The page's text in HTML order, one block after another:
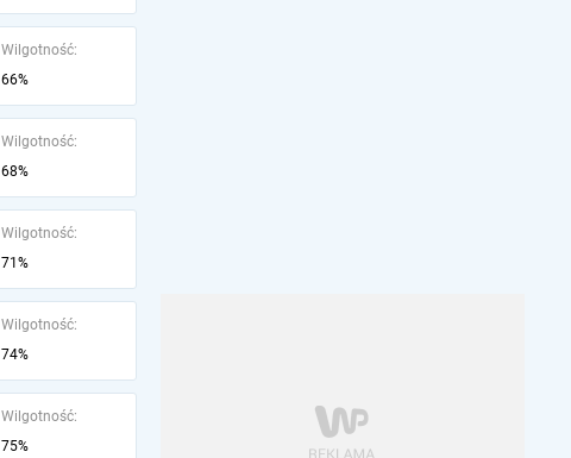
Wilgotność:
66%
Wilgotność:
68%
Wilgotność:
71%
Wilgotność:
74%
Wilgotność:
75%